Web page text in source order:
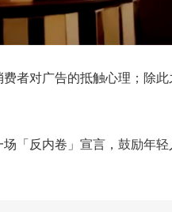
者对广告的抵触心理；除此
「反内卷」宣言，鼓励年